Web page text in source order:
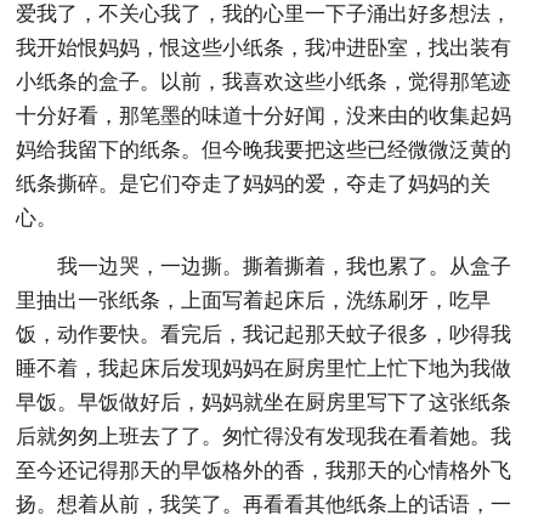
爱我了，不关心我了，我的心里一下子涌出好多想法，
我开始恨妈妈，恨这些小纸条，我冲进卧室，找出装有
小纸条的盒子。以前，我喜欢这些小纸条，觉得那笔迹
十分好看，那笔墨的味道十分好闻，没来由的收集起妈
妈给我留下的纸条。但今晚我要把这些已经微微泛黄的
纸条撕碎。是它们夺走了妈妈的爱，夺走了妈妈的关
心。
我一边哭，一边撕。撕着撕着，我也累了。从盒子
里抽出一张纸条，上面写着起床后，洗练刷牙，吃早
饭，动作要快。看完后，我记起那天蚊子很多，吵得我
睡不着，我起床后发现妈妈在厨房里忙上忙下地为我做
早饭。早饭做好后，妈妈就坐在厨房里写下了这张纸条
后就匆匆上班去了了。匆忙得没有发现我在看着她。我
至今还记得那天的早饭格外的香，我那天的心情格外飞
扬。想着从前，我笑了。再看看其他纸条上的话语，一